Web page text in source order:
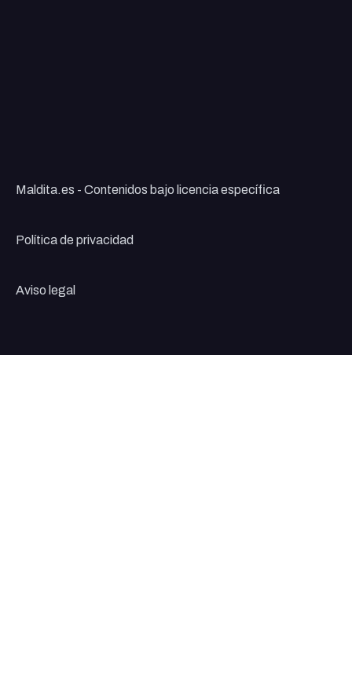
Maldita.es - Contenidos bajo licencia específica
Política de privacidad
Aviso legal